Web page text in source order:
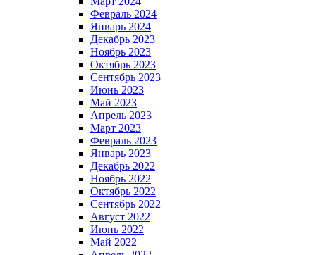
Февраль 2024
Январь 2024
Декабрь 2023
Ноябрь 2023
Октябрь 2023
Сентябрь 2023
Июнь 2023
Май 2023
Апрель 2023
Март 2023
Февраль 2023
Январь 2023
Декабрь 2022
Ноябрь 2022
Октябрь 2022
Сентябрь 2022
Август 2022
Июнь 2022
Май 2022